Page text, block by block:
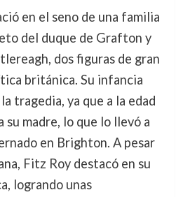
en el seno de una familia
del duque de Grafton y
dos figuras de gran
británica. Su infancia
tragedia, ya que a la edad
su madre, lo que lo llevó a
en Brighton. A pesar
Fitz Roy destacó en su
logrando unas